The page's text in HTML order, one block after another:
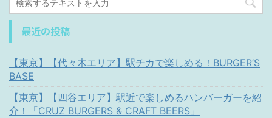
最近の投稿
【東京】【代々木エリア】駅チカで楽しめる！BURGER’S
BASE
【東京】【四谷エリア】駅近で楽しめるハンバーガーを紹
介！「CRUZ BURGERS & CRAFT BEERS」